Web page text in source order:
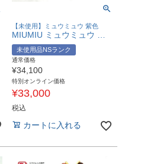
【未使用】ミュウミュウ 紫色
MIUMIU ミュウミュウ バイカラー ロゴ ヘアバンド ヘッドバンド ヘアアクセサリー カチューシャ キャンバス レディース パープル 未使用 【中古】
未使用品NSランク
通常価格
¥34,100
特別オンライン価格
¥33,000
税込
カートに入れる